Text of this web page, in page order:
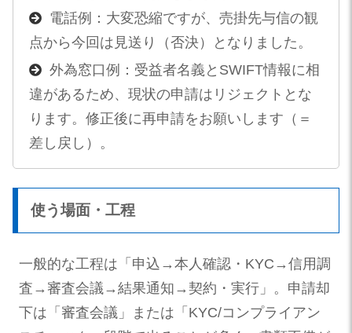
電話例：大変恐縮ですが、売掛先与信の観
点から今回は見送り（否決）となりました。
外為窓口例：受益者名義とSWIFT情報に相
違があるため、現状の申請はリジェクトとな
ります。修正後に再申請をお願いします（＝
差し戻し）。
使う場面・工程
一般的な工程は「申込→本人確認・KYC→信用調
査→審査会議→結果通知→契約・実行」。申請却
下は「審査会議」または「KYC/コンプライアン